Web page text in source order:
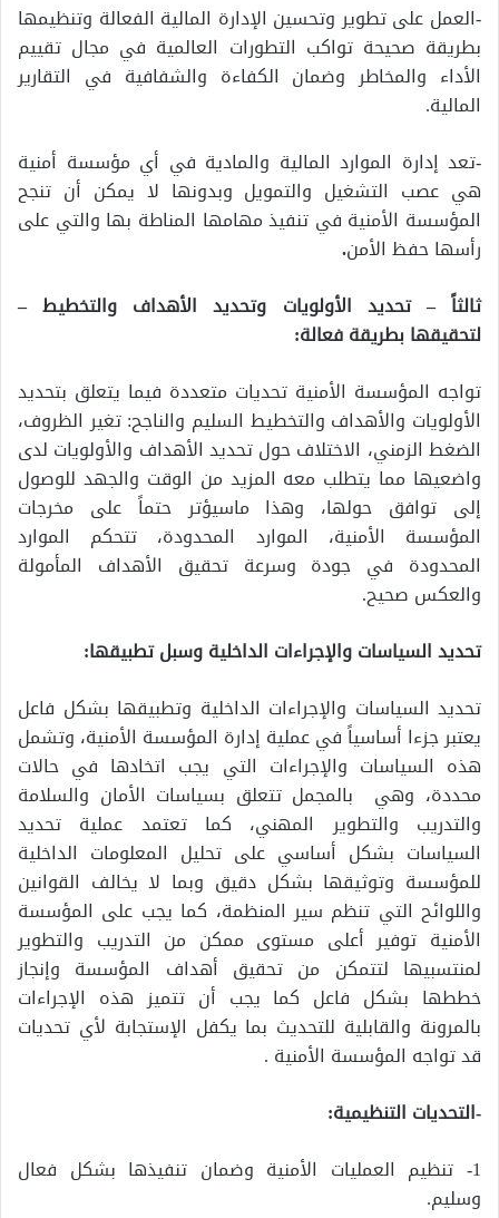
-العمل على تطوير وتحسين الإدارة المالية الفعالة وتنظيمها
بطريقة صحيحة تواكب التطورات العالمية في مجال تقييم
الأداء والمخاطر وضمان الكفاءة والشفافية في التقارير
المالية.
-تعد إدارة الموارد المالية والمادية في أي مؤسسة أمنية
هي عصب التشغيل والتمويل وبدونها لا يمكن أن تنجح
المؤسسة الأمنية في تنفيذ مهامها المناطة بها والتي على
رأسها حفظ الأمن.
ثالثاً – تحديد الأولويات وتحديد الأهداف والتخطيط –
لتحقيقها بطريقة فعالة:
تواجه المؤسسة الأمنية تحديات متعددة فيما يتعلق بتحديد
الأولويات والأهداف والتخطيط السليم والناجح: تغير الظروف،
الضغط الزمني، الاختلاف حول تحديد الأهداف والأولويات لدى
واضعيها مما يتطلب معه المزيد من الوقت والجهد للوصول
إلى توافق حولها، وهذا ماسيؤتر حتماً على مخرجات
المؤسسة الأمنية، الموارد المحدودة، تتحكم الموارد
المحدودة في جودة وسرعة تحقيق الأهداف المأمولة
والعكس صحيح.
تحديد السياسات والإجراءات الداخلية وسبل تطبيقها:
تحديد السياسات والإجراءات الداخلية وتطبيقها بشكل فاعل
يعتبر جزءا أساسياً في عملية إدارة المؤسسة الأمنية، وتشمل
هذه السياسات والإجراءات التي يجب اتخادها في حالات
محددة، وهي بالمجمل تتعلق بسياسات الأمان والسلامة
والتدريب والتطوير المهني، كما تعتمد عملية تحديد
السياسات بشكل أساسي على تحليل المعلومات الداخلية
للمؤسسة وتوثيقها بشكل دقيق وبما لا يخالف القوانين
واللوائح التي تنظم سير المنظمة، كما يجب على المؤسسة
الأمنية توفير أعلى مستوى ممكن من التدريب والتطوير
لمنتسبيها لتتمكن من تحقيق أهداف المؤسسة وإنجاز
خططها بشكل فاعل كما يجب أن تتميز هذه الإجراءات
بالمرونة والقابلية للتحديث بما يكفل الإستجابة لأي تحديات
قد تواجه المؤسسة الأمنية .
-التحديات التنظيمية:
1- تنظيم العمليات الأمنية وضمان تنفيذها بشكل فعال
وسليم.